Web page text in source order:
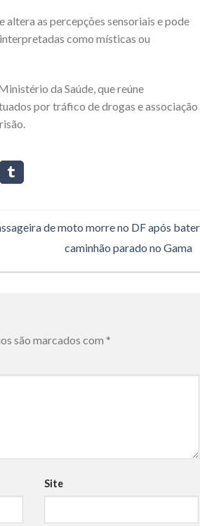
as percepções sensoriais e pode
como místicas ou
da Saúde, que reúne
por tráfico de drogas e associação
de moto morre no DF após
caminhão parado no Gama
são marcados com *
Site